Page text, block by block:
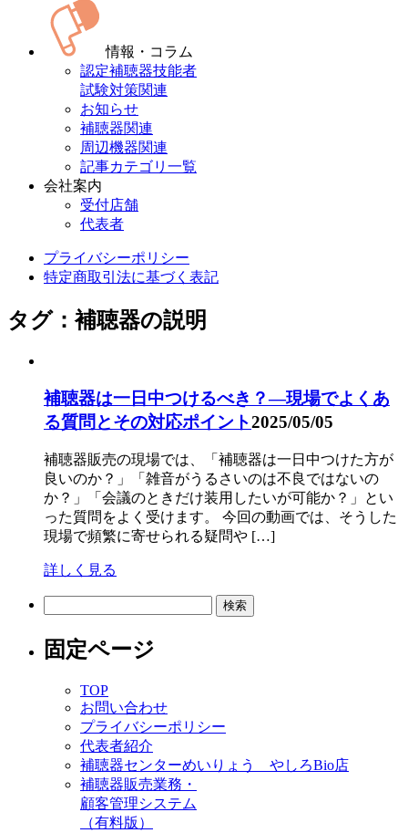
情報・コラム
認定補聴器技能者
試験対策関連
お知らせ
補聴器関連
周辺機器関連
記事カテゴリ一覧
会社案内
受付店舗
代表者
プライバシーポリシー
特定商取引法に基づく表記
タグ：補聴器の説明
補聴器は一日中つけるべき？―現場でよくあ
る質問とその対応ポイント2025/05/05
補聴器販売の現場では、「補聴器は一日中つけた方が
良いのか？」「雑音がうるさいのは不良ではないの
か？」「会議のときだけ装用したいが可能か？」とい
った質問をよく受けます。 今回の動画では、そうした
現場で頻繁に寄せられる疑問や […]
詳しく見る
固定ページ
TOP
お問い合わせ
プライバシーポリシー
代表者紹介
補聴器センターめいりょう やしろBio店
補聴器販売業務・
顧客管理システム
（有料版）